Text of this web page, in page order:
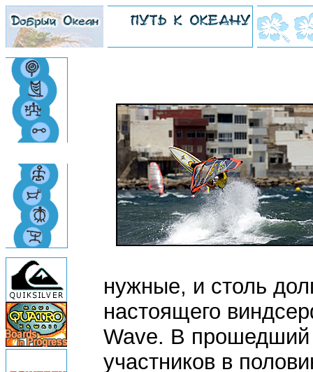
нужные, и столь
настоящего
Wave. В прошедший
участников в